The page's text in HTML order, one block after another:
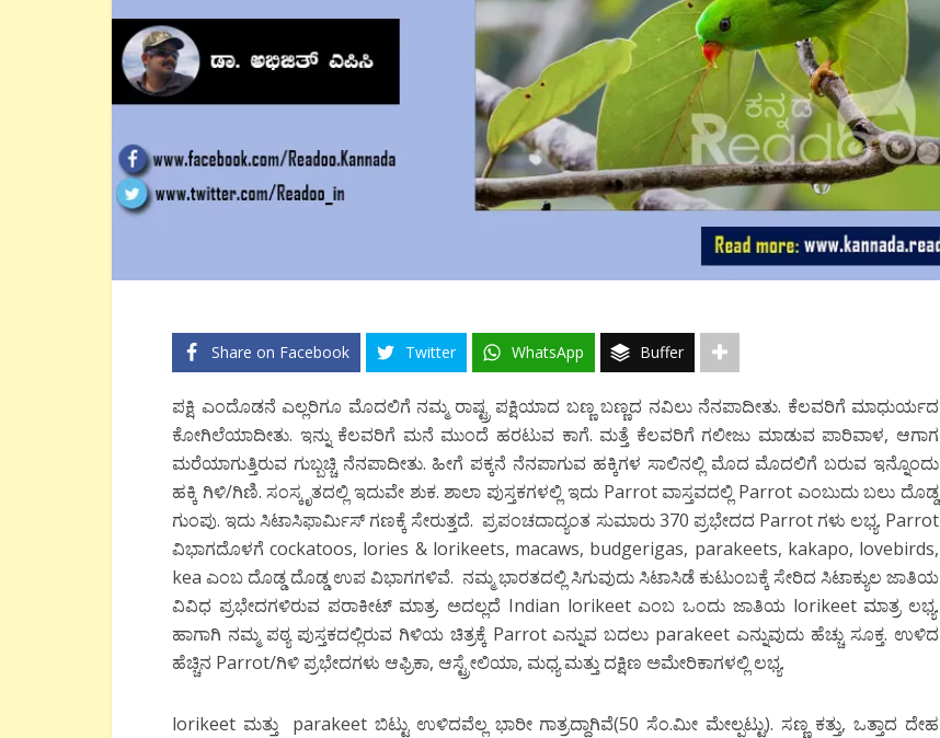
Share on Facebook Twitter WhatsApp Buffer
ಪಕ್ಷಿ ಎಂದೊಡನೆ ಎಲ್ಲರಿಗೂ ಮೊದಲಿಗೆ ನಮ್ಮ ರಾಷ್ಟ್ರ ಪಕ್ಷಿಯಾದ ಬಣ್ಣ ಬಣ್ಣದ ನವಿಲು ನೆನಪಾದೀತು. ಕೆಲವರಿಗೆ ಮಾಧುರ್ಯದ
ಕೋಗಿಲೆಯಾದೀತು. ಇನ್ನು ಕೆಲವರಿಗೆ ಮನೆ ಮುಂದೆ ಹರಟುವ ಕಾಗೆ. ಮತ್ತೆ ಕೆಲವರಿಗೆ ಗಲೀಜು ಮಾಡುವ ಪಾರಿವಾಳ, ಆಗಾಗ
ಮರೆಯಾಗುತ್ತಿರುವ ಗುಬ್ಬಚ್ಚಿ ನೆನಪಾದೀತು. ಹೀಗೆ ಪಕ್ಕನೆ ನೆನಪಾಗುವ ಹಕ್ಕಿಗಳ ಸಾಲಿನಲ್ಲಿ ಮೊದ ಮೊದಲಿಗೆ ಬರುವ ಇನ್ನೊಂದು
ಹಕ್ಕಿ ಗಿಳಿ/ಗಿಣಿ. ಸಂಸ್ಕೃತದಲ್ಲಿ ಇದುವೇ ಶುಕ. ಶಾಲಾ ಪುಸ್ತಕಗಳಲ್ಲಿ ಇದು Parrot ವಾಸ್ತವದಲ್ಲಿ Parrot ಎಂಬುದು ಬಲು ದೊಡ್ಡ
ಗುಂಪು. ಇದು ಸಿಟಾಸಿಫಾರ್ಮಿಸ್ ಗಣಕ್ಕೆ ಸೇರುತ್ತದೆ. ಪ್ರಪಂಚದಾದ್ಯಂತ ಸುಮಾರು 370 ಪ್ರಭೇದದ Parrot ಗಳು ಲಭ್ಯ. Parrot
ವಿಭಾಗದೊಳಗೆ cockatoos, lories & lorikeets, macaws, budgerigas, parakeets, kakapo, lovebirds,
kea ಎಂಬ ದೊಡ್ಡ ದೊಡ್ಡ ಉಪ ವಿಭಾಗಗಳಿವೆ. ನಮ್ಮ ಭಾರತದಲ್ಲಿ ಸಿಗುವುದು ಸಿಟಾಸಿಡೆ ಕುಟುಂಬಕ್ಕೆ ಸೇರಿದ ಸಿಟಾಕ್ಯುಲ ಜಾತಿಯ
ವಿವಿಧ ಪ್ರಭೇದಗಳಿರುವ ಪರಾಕೀಟ್ ಮಾತ್ರ. ಅದಲ್ಲದೆ Indian lorikeet ಎಂಬ ಒಂದು ಜಾತಿಯ lorikeet ಮಾತ್ರ ಲಭ್ಯ.
ಹಾಗಾಗಿ ನಮ್ಮ ಪಠ್ಯ ಪುಸ್ತಕದಲ್ಲಿರುವ ಗಿಳಿಯ ಚಿತ್ರಕ್ಕೆ Parrot ಎನ್ನುವ ಬದಲು parakeet ಎನ್ನುವುದು ಹೆಚ್ಚು ಸೂಕ್ತ. ಉಳಿದ
ಹೆಚ್ಚಿನ Parrot/ಗಿಳಿ ಪ್ರಭೇದಗಳು ಆಫ್ರಿಕಾ, ಆಸ್ಟ್ರೇಲಿಯಾ, ಮಧ್ಯ ಮತ್ತು ದಕ್ಷಿಣ ಅಮೇರಿಕಾಗಳಲ್ಲಿ ಲಭ್ಯ.
lorikeet ಮತ್ತು parakeet ಬಿಟ್ಟು ಉಳಿದವೆಲ್ಲ ಭಾರೀ ಗಾತ್ರದ್ದಾಗಿವೆ(50 ಸೆಂ.ಮೀ ಮೇಲ್ಪಟ್ಟು). ಸಣ್ಣ ಕತ್ತು, ಒತ್ತಾದ ದೇಹ